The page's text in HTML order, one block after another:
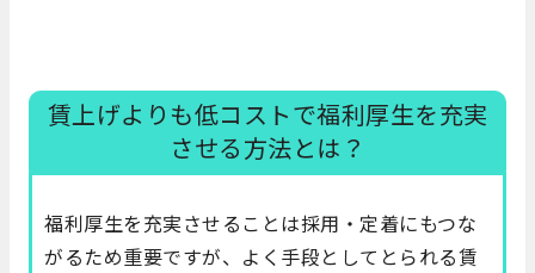
賃上げよりも低コストで福利厚生を充実
させる方法とは？
福利厚生を充実させることは採用・定着にもつな
がるため重要ですが、よく手段としてとられる賃